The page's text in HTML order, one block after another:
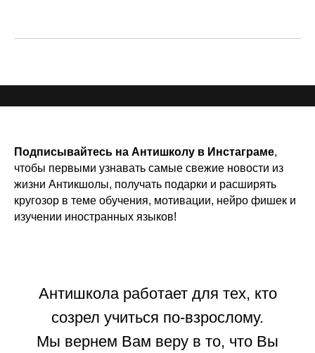
Подписывайтесь на Антишколу в Инстаграме,
чтобы первыми узнавать самые свежие новости из
жизни Антикшолы, получать подарки и расширять
кругозор в теме обучения, мотивации, нейро фишек и
изучении иностранных языков!
Антишкола работает для тех, кто
созрел учиться по-взрослому.
Мы вернем Вам веру в то, что Вы